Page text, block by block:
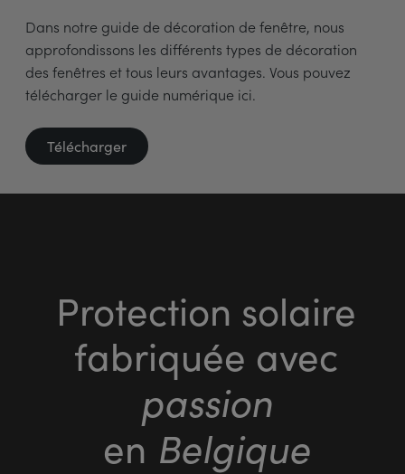
Dans notre guide de décoration de fenêtre, nous
approfondissons les différents types de décoration
des fenêtres et tous leurs avantages. Vous pouvez
télécharger le guide numérique ici.
Télécharger
Protection solaire
fabriquée avec
passion
en Belgique